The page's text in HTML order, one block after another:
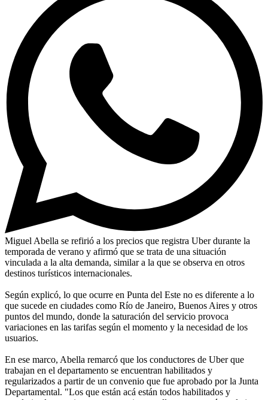
Miguel Abella se refirió a los precios que registra Uber durante la
temporada de verano y afirmó que se trata de una situación
vinculada a la alta demanda, similar a la que se observa en otros
destinos turísticos internacionales.
Según explicó, lo que ocurre en Punta del Este no es diferente a lo
que sucede en ciudades como Río de Janeiro, Buenos Aires y otros
puntos del mundo, donde la saturación del servicio provoca
variaciones en las tarifas según el momento y la necesidad de los
usuarios.
En ese marco, Abella remarcó que los conductores de Uber que
trabajan en el departamento se encuentran habilitados y
regularizados a partir de un convenio que fue aprobado por la Junta
Departamental. "Los que están acá están todos habilitados y